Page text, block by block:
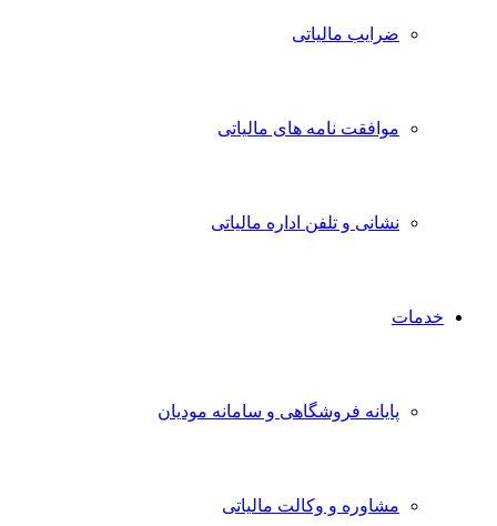
ضرایب مالیاتی
موافقت نامه های مالیاتی
نشانی و تلفن اداره مالیاتی
خدمات
پایانه فروشگاهی و سامانه مودیان
مشاوره و وکالت مالیاتی